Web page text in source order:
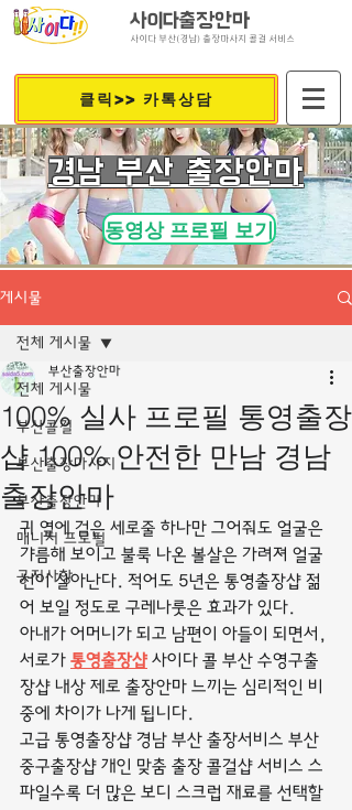
사이다출장안마
사이다 부산(경남) 출장마사지 콜걸 서비스
클릭>> 카톡상담
​경남 부산 출장안마
동영상 프로필 보기
게시물
전체 게시물
부산콜걸
부산출장마사지
부산출장안마
매니저 프로필
공지사항
전체 게시물
100% 실사 프로필 통영출장
샵 100% 안전한 만남 경남
출장안마
부산출장안마
귀 옆에 검은 세로줄 하나만 그어줘도 얼굴은
갸름해 보이고 불룩 나온 볼살은 가려져 얼굴
선이 살아난다. 적어도 5년은 통영출장샵 젊
어 보일 정도로 구레나룻은 효과가 있다.
아내가 어머니가 되고 남편이 아들이 되면서,
서로가 통영출장샵 사이다 콜 부산 수영구출
장샵 내상 제로 출장안마 느끼는 심리적인 비
중에 차이가 나게 됩니다.
고급 통영출장샵 경남 부산 출장서비스 부산
중구출장샵 개인 맞춤 출장 콜걸샵 서비스 스
파일수록 더 많은 보디 스크럽 재료를 선택할